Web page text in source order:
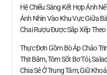
Hệ Chiếu Sáng Kết Hợp Ánh
Ánh Nhìn Vào Khu Vực Giữa
Chai Rượu Được Sắp Xếp Theo
Thực Đơn Gồm Bò Áp Chảo
Thịt Băm, Tôm Sốt Bơ Tỏi,
Chia Sẻ Ở Trung Tâm, Giữ